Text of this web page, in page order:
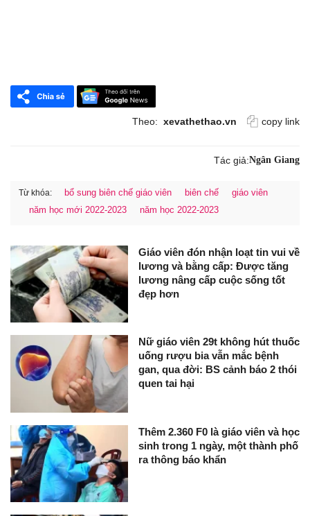
Theo: xevathethao.vn copy link
Tác giả:Ngân Giang
Từ khóa: bổ sung biên chế giáo viên biên chế
giáo viên
năm học mới 2022-2023
năm học 2022-2023
Giáo viên đón nhận loạt tin vui về
lương và bằng cấp: Được tăng
lương nâng cấp cuộc sống tốt
đẹp hơn
Nữ giáo viên 29t không hút thuốc
uống rượu bia vẫn mắc bệnh
gan, qua đời: BS cảnh báo 2 thói
quen tai hại
Thêm 2.360 F0 là giáo viên và học
sinh trong 1 ngày, một thành phố
ra thông báo khẩn